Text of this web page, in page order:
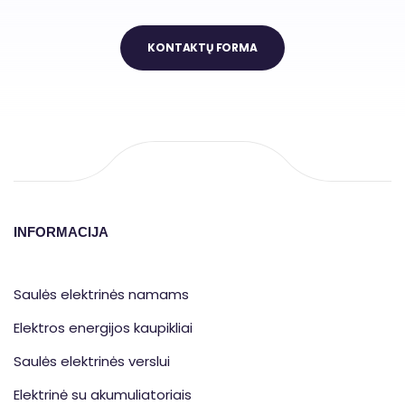
KONTAKTŲ FORMA
INFORMACIJA
Saulės elektrinės namams
Elektros energijos kaupikliai
Saulės elektrinės verslui
Elektrinė su akumuliatoriais